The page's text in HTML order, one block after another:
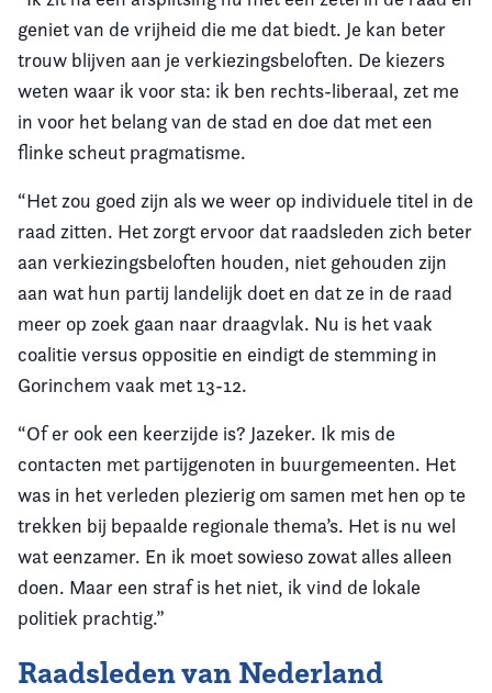
geniet van de vrijheid die me dat biedt. Je kan beter
trouw blijven aan je verkiezingsbeloften. De kiezers
weten waar ik voor sta: ik ben rechts-liberaal, zet me
in voor het belang van de stad en doe dat met een
flinke scheut pragmatisme.
“Het zou goed zijn als we weer op individuele titel in de
raad zitten. Het zorgt ervoor dat raadsleden zich beter
aan verkiezingsbeloften houden, niet gehouden zijn
aan wat hun partij landelijk doet en dat ze in de raad
meer op zoek gaan naar draagvlak. Nu is het vaak
coalitie versus oppositie en eindigt de stemming in
Gorinchem vaak met 13-12.
“Of er ook een keerzijde is? Jazeker. Ik mis de
contacten met partijgenoten in buurgemeenten. Het
was in het verleden plezierig om samen met hen op te
trekken bij bepaalde regionale thema’s. Het is nu wel
wat eenzamer. En ik moet sowieso zowat alles alleen
doen. Maar een straf is het niet, ik vind de lokale
politiek prachtig.”
Raadsleden van Nederland